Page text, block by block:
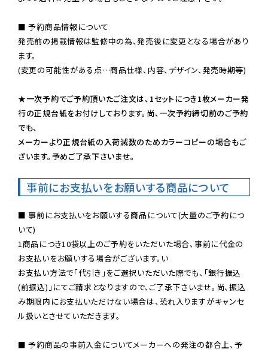
■ 予約商品情報について
発売前の掲載情報は監修中の為、発売後に変更となる場合があり
ます。
(変更の可能性がある点…商品仕様、内容、デザイン、発売時期等)
★一次予約でご予約頂いたご注文は、1セットにつき1枚メーカー発
行の正規台紙をお付けしております。尚、一次予約締切前のご予約
でも、
メーカーより正規台紙の入荷減数のためカラーコピーの場合もご
ざいます。予めご了承下さいませ。
事前にお支払いをお願いする商品について
■ 事前にお支払いをお願いする商品について(大量のご予約につ
いて)
1商品につき10袋以上のご予約をいただいた場合、事前に代金の
お支払いをお願いする場合がございます。い
お支払い方法で「代引き」をご選択いただいた際でも、「銀行振込
(前振込)」にてご請求となりますので、ご了承下さいませ。尚、振込
み期限内にお支払いただけない場合は、恐れ入りますがキャンセ
ル扱いとさせていただきます。
■ 予約商品の事前入金についてメーカーへの発注の都合上、予